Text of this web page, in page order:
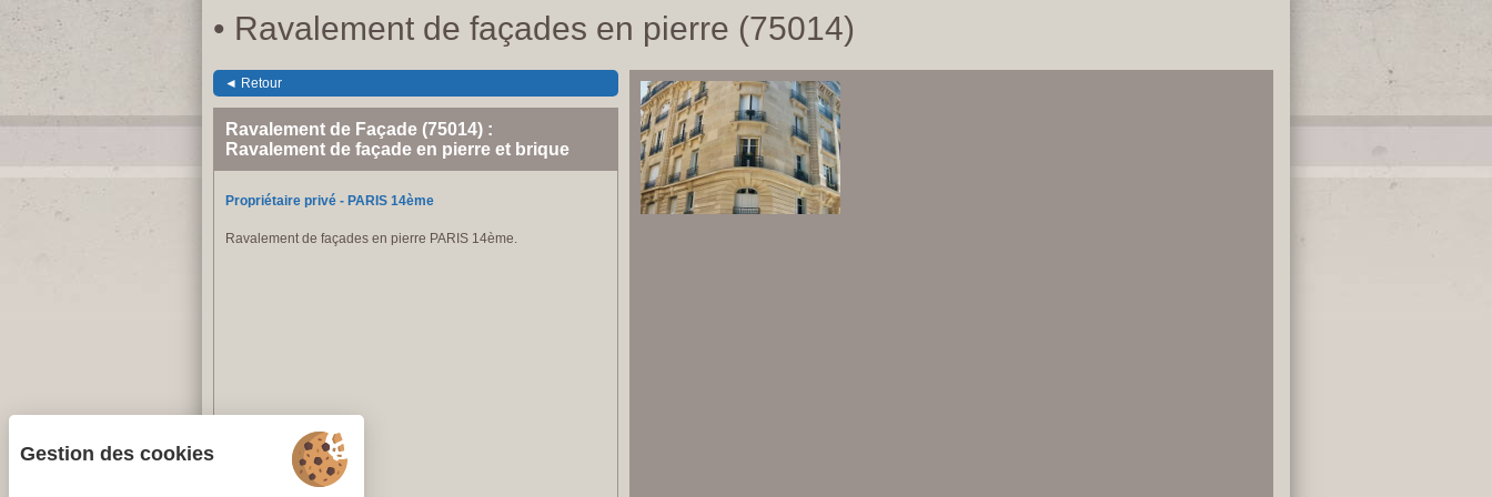
• Ravalement de façades en pierre (75014)
◄ Retour
Ravalement de Façade (75014) :
Ravalement de façade en pierre et brique
Propriétaire privé - PARIS 14ème
Ravalement de façades en pierre PARIS 14ème.
Gestion des cookies